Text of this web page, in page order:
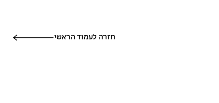
חזרה לעמוד הראשי